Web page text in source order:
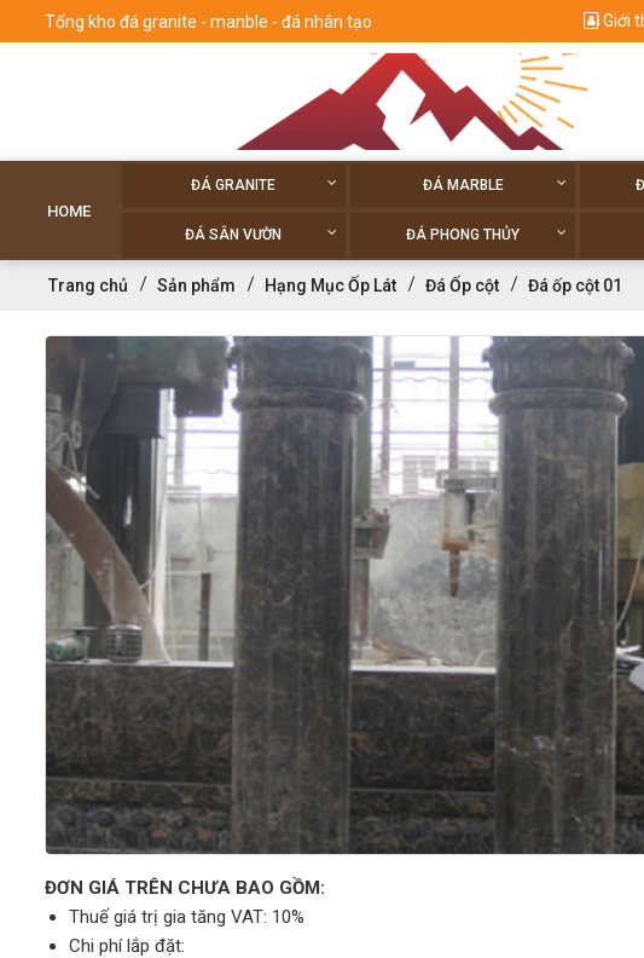
Tổng kho đá granite - manble - đá nhân tạo Giới
HOME
ĐÁ GRANITE ĐÁ MARBLE
ĐÁ SÂN VƯỜN ĐÁ PHONG THỦY
Trang chủ Sản phẩm Hạng Mục Ốp Lát Đá Ốp cột Đá ốp cột 01
ĐƠN GIÁ TRÊN CHƯA BAO GỒM:
Thuế giá trị gia tăng VAT: 10%
Chi phí lắp đặt: